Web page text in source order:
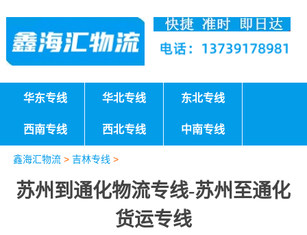
华东专线 华北专线 东北专线
西南专线 西北专线 中南专线
鑫海汇物流> 吉林专线 >
苏州到通化物流专线-苏州至通化
货运专线